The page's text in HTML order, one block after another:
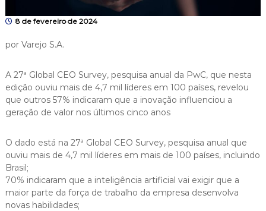
8 de fevereiro de 2024
por Varejo S.A.
A 27ª Global CEO Survey, pesquisa anual da PwC, que nesta
edição ouviu mais de 4,7 mil líderes em 100 países, revelou
que outros 57% indicaram que a inovação influenciou a
geração de valor nos últimos cinco anos
O dado está na 27ª Global CEO Survey, pesquisa anual que
ouviu mais de 4,7 mil líderes em mais de 100 países, incluindo
Brasil;
70% indicaram que a inteligência artificial vai exigir que a
maior parte da força de trabalho da empresa desenvolva
novas habilidades;